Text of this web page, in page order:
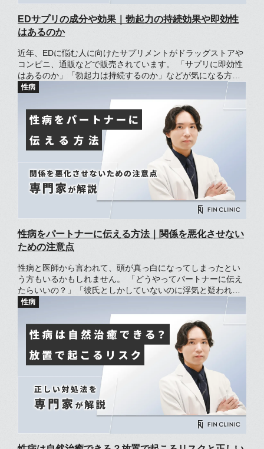
EDサプリの成分や効果｜勃起力の持続効果や即効性
はあるのか
近年、EDに悩む人に向けたサプリメントがドラッグストアや
コンビニ、通販などで販売されています。 「サプリに即効性
はあるのか」「勃起力は持続するのか」などが気になる方も
いるのではないでしょうか。 市販のEDサプリは、医療機関が
処方する「ED治療薬」では無いため、勃起を強力に助ける効
果は期待できません。ただし「性行為の助けになった」と感
じる人もおり、効果には個人差があります。 この記事では、
ED向けのサプリの成分や効果、選び方について解説します。
性病をパートナーに伝える方法｜関係を悪化させない
ための注意点
性病と医師から言われて、頭が真っ白になってしまったとい
う方もいるかもしれません。 「どうやってパートナーに伝え
たらいいの？」「彼氏としかしていないのに浮気と疑われて
関係が悪くならない？」と不安に思う方もいるでしょう。 性
病であることを伝えなかった場合、相手に不信感を与えて別
れに繋がるケースもあります。 この記事では、性病と言われ
たときにパートナーにどのように伝えるべきか解説します。